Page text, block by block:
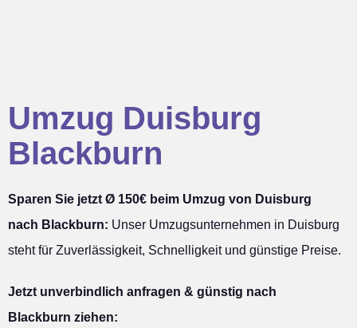
Umzug Duisburg
Blackburn
Sparen Sie jetzt Ø 150€ beim Umzug von Duisburg
nach Blackburn: Unser Umzugsunternehmen in Duisburg
steht für Zuverlässigkeit, Schnelligkeit und günstige Preise.
Jetzt unverbindlich anfragen & günstig nach
Blackburn ziehen: